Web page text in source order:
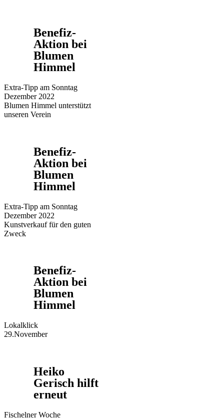
Benefiz-
Aktion bei
Blumen
Himmel
Extra-Tipp am Sonntag
Dezember 2022
Blumen Himmel unterstützt
unseren Verein
Benefiz-
Aktion bei
Blumen
Himmel
Extra-Tipp am Sonntag
Dezember 2022
Kunstverkauf für den guten
Zweck
Benefiz-
Aktion bei
Blumen
Himmel
Lokalklick
29.November
Heiko
Gerisch hilft
erneut
Fischelner Woche